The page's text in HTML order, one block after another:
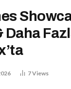
7Views